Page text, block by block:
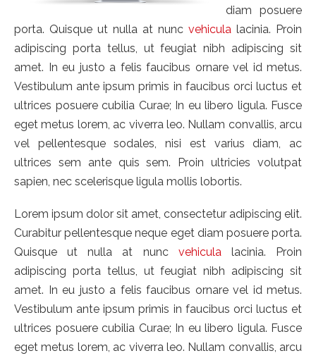
diam posuere
porta. Quisque ut nulla at nunc vehicula lacinia. Proin
adipiscing porta tellus, ut feugiat nibh adipiscing sit
amet. In eu justo a felis faucibus ornare vel id metus.
Vestibulum ante ipsum primis in faucibus orci luctus et
ultrices posuere cubilia Curae; In eu libero ligula. Fusce
eget metus lorem, ac viverra leo. Nullam convallis, arcu
vel pellentesque sodales, nisi est varius diam, ac
ultrices sem ante quis sem. Proin ultricies volutpat
sapien, nec scelerisque ligula mollis lobortis.
Lorem ipsum dolor sit amet, consectetur adipiscing elit.
Curabitur pellentesque neque eget diam posuere porta.
Quisque ut nulla at nunc vehicula lacinia. Proin
adipiscing porta tellus, ut feugiat nibh adipiscing sit
amet. In eu justo a felis faucibus ornare vel id metus.
Vestibulum ante ipsum primis in faucibus orci luctus et
ultrices posuere cubilia Curae; In eu libero ligula. Fusce
eget metus lorem, ac viverra leo. Nullam convallis, arcu